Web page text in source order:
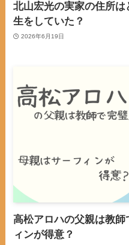
北山宏光の実家の住所
生をしていた？
2026年6月19日
高松アロハの父親は教
ィンが得意？